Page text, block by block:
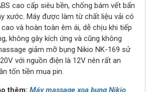
cao cấp siêu bền, chống bám vết bẩn
xước. Máy được làm từ chất liệu vải có
và hoàn toàn êm ái, dễ chịu khi tiếp
không gây kích ứng và cũng không
giảm mỡ bụng Nikio NK-169 sử
với nguồn điện là 12V nên rất an
tốn tiền mua pin.
thêm: Máy massage xoa bụng Nikio